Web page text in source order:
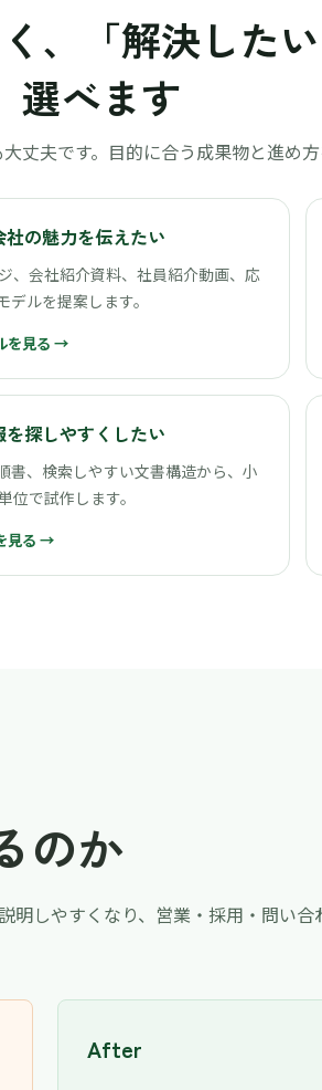
、「解決した
選べます
丈夫です。目的に合う成果物と進め方
社の魅力を伝えたい
、会社紹介資料、社員紹介動画、応
デルを提案します。
を見る →
を探しやすくしたい
書、検索しやすい文書構造から、小
位で試作します。
見る →
のか
明しやすくなり、営業・採用・問い合
After